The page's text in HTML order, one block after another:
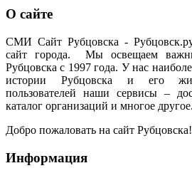
О сайте
СМИ Сайт Рубцовска -
сайт города. Мы освещаем
Рубцовска с 1997 года. У нас
истории Рубцовска и его
пользователей наши сервисы –
каталог организаций и многое другое.
Добро пожаловать на сайт Рубцовска!
Информация